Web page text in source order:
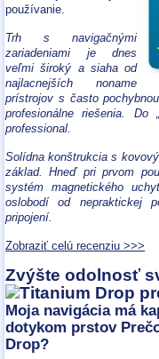
používanie.
Trh s navigačnými
zariadeniami je dnes
veľmi široký a siaha od
najlacnejších noname
prístrojov s často
profesionálne riešenia. Do
professional.
Solídna konštrukcia s
základ. Hneď pri prvom
systém magnetického
oslobodí od nepraktickej
pripojení.
Zobraziť celú recenziu >>>
Zvýšte odolnosť
Moja navigácia má
dotykom prstov
Drop?